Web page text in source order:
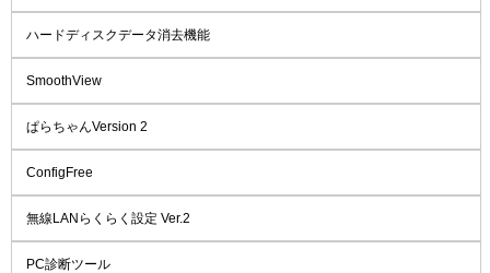
ハードディスクデータ消去機能
SmoothView
ぱらちゃんVersion 2
ConfigFree
無線LANらくらく設定 Ver.2
PC診断ツール